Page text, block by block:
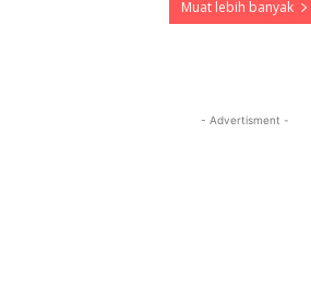
Muat lebih banyak
- Advertisment -